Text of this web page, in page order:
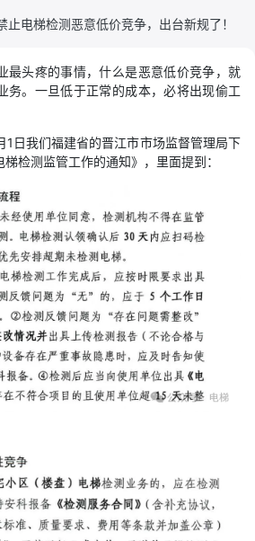
止电梯检测恶意低价竞争，出台新规了！
最头疼的事情，什么是恶意低价竞争，就
务。一旦低于正常的成本，必将出现偷工
日我们福建省的晋江市市场监督管理局下
检测监管工作的通知》，里面提到：